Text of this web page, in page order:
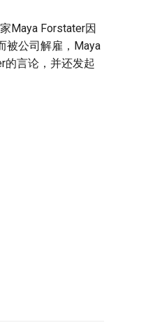
Maya Forstater因
被公司解雇，Maya
的言论，并还发起